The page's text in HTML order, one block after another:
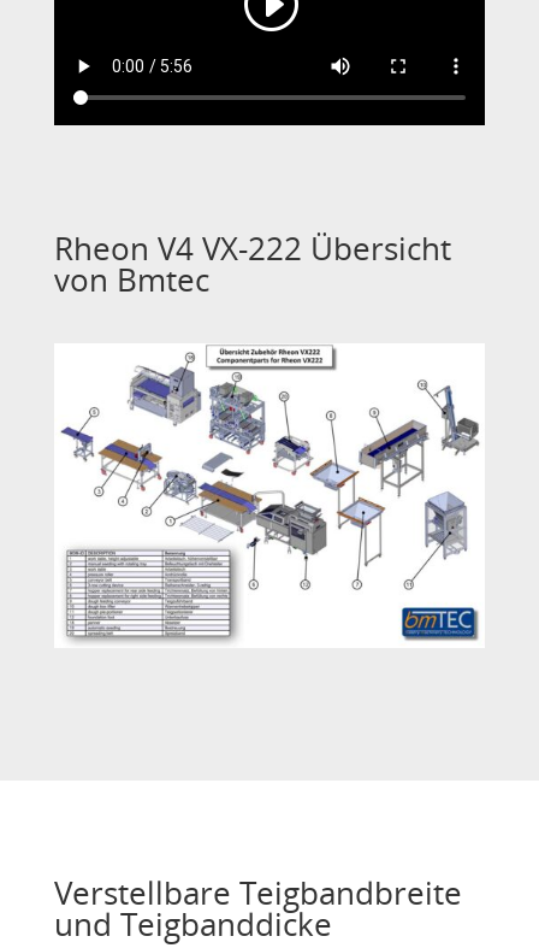
Rheon V4 VX-222 Übersicht
von Bmtec
Verstellbare Teigbandbreite
und Teigbanddicke